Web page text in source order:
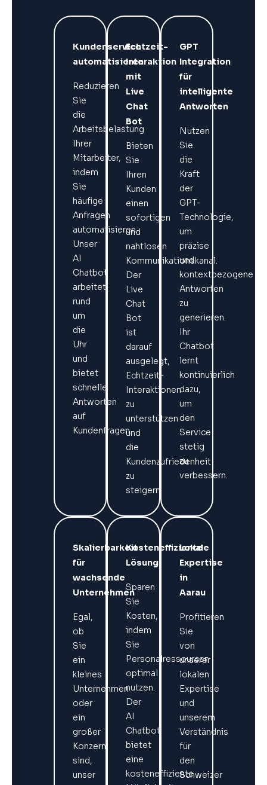
Kundenservice
automatisieren
Reduzieren
Sie
die
Arbeitsbelastung
Ihrer
Mitarbeiter,
indem
Sie
häufige
Anfragen
automatisieren.
Unser
AI
Chatbot
arbeitet
rund
um
die
Uhr
und
bietet
schnelle
Antworten
auf
Kundenfragen.
Echtzeit-
Interaktion
mit
Live
Chat
Bot
Bieten
Sie
Ihren
Kunden
einen
sofortigen
und
nahtlosen
Kommunikationskanal.
Der
Live
Chat
Bot
ist
darauf
ausgelegt,
Echtzeit-
Interaktionen
zu
unterstützen
und
die
Kundenzufriedenheit
zu
steigern.
GPT
Integration
für
intelligente
Antworten
Nutzen
Sie
die
Kraft
der
GPT-
Technologie,
um
präzise
und
kontextbezogene
Antworten
zu
generieren.
Ihr
Chatbot
lernt
kontinuierlich
dazu,
um
den
Service
stetig
zu
verbessern.
Skalierbarkeit
für
wachsende
Unternehmen
Egal,
ob
Sie
ein
kleines
Unternehmen
oder
ein
großer
Konzern
sind,
unser
Kosteneffiziente
Lösung
Sparen
Sie
Kosten,
indem
Sie
Personalressourcen
optimal
nutzen.
Der
AI
Chatbot
bietet
eine
kosteneffiziente
Lokale
Expertise
in
Aarau
Profitieren
Sie
von
unserer
lokalen
Expertise
und
unserem
Verständnis
für
den
Schweizer